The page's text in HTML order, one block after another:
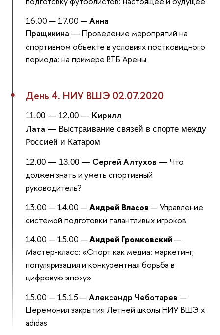
16.00 — 17.00 —Анна
Пращикина — Проведение меропрятий на
спортивном объекте в условиях постковидного
периода: на примере ВТБ Арены
День 4. НИУ ВШЭ 02.07.2020
11.00 — 12.00 — Кирилл
Лата — Выстраивание связей в спорте между
Россией и Катаром
12.00 — 13.00 — Сергей Алтухов — Что
должен знать и уметь спортивный
руководитель?
13.00 — 14.00 —Андрей Власов — Управление
системой подготовки талантливых игроков
14.00 — 15.00 —Андрей Громковский—
Мастер-класс: «Спорт как медиа: маркетинг,
популяризация и конкурентная борьба в
цифровую эпоху»
15.00 — 15.15 —Александр Чеботарев —
Церемония закрытия Летней школы НИУ ВШЭ x
adidas